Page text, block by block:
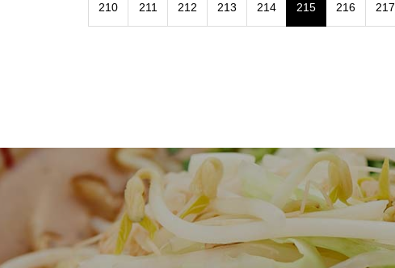
210 211 212 213 214 215 216 217